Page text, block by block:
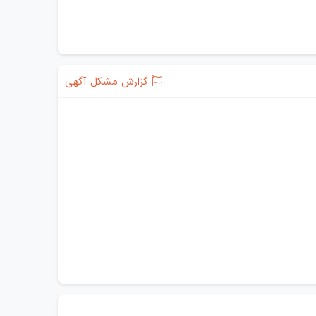
گزارش مشکل آگهی